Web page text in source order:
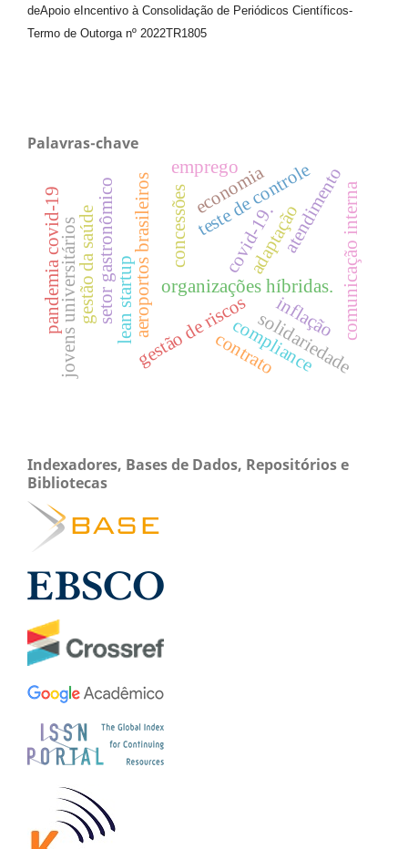
deApoio e Incentivo à Consolidação de Periódicos Científicos-
Termo de Outorga nº 2022TR1805
Palavras-chave
covid-19.
concessões
aeroportos brasileiros organizações híbridas.
teste de controle
gestão de riscoscompliance
lean startup
setor gastronômico adaptação comunicação interna
gestão da saúde atendimento
jovens universitários solidariedade
economia
emprego
contrato
pandemia covid-19 inflação
Indexadores, Bases de Dados, Repositórios e
Bibliotecas